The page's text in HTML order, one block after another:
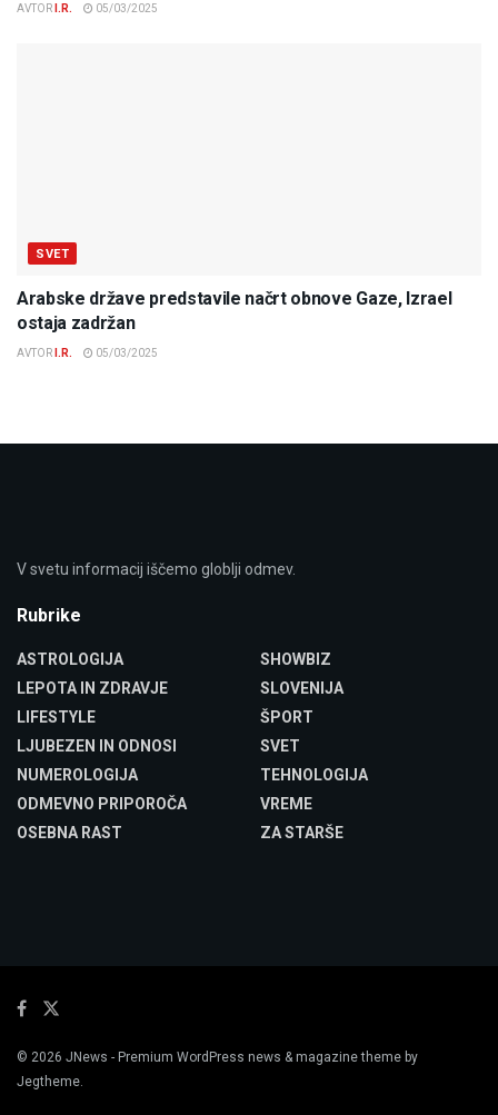
AVTOR I.R. 05/03/2025
SVET
Arabske države predstavile načrt obnove Gaze, Izrael
ostaja zadržan
AVTOR I.R. 05/03/2025
V svetu informacij iščemo globlji odmev.
Rubrike
ASTROLOGIJA
LEPOTA IN ZDRAVJE
LIFESTYLE
LJUBEZEN IN ODNOSI
NUMEROLOGIJA
ODMEVNO PRIPOROČA
OSEBNA RAST
SHOWBIZ
SLOVENIJA
ŠPORT
SVET
TEHNOLOGIJA
VREME
ZA STARŠE
© 2026 JNews - Premium WordPress news & magazine theme by
Jegtheme.